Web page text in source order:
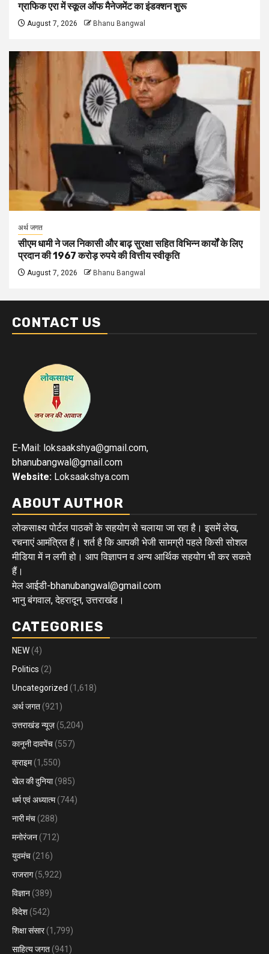
ग्राफिक एरा में स्कूल ऑफ मैनेजमेंट का इंडक्शन शुरू
August 7, 2026 Bhanu Bangwal
अर्थ जगत
सीएम धामी ने जल निकासी और बाढ़ सुरक्षा सहित विभिन्न कार्यों के लिए
प्रदान की 1967 करोड़ रुपये की वित्तीय स्वीकृति
August 7, 2026 Bhanu Bangwal
CONTACT US
E-Mail: loksaakshya@gmail.com,
bhanubangwal@gmail.com
Website: Loksaakshya.com
ABOUT AUTHOR
लोकसाक्ष्य पोर्टल पाठकों के सहयोग से चलाया जा रहा है। इसमें लेख,
रचनाएं आमंत्रित हैं। शर्त है कि आपकी भेजी सामग्री पहले किसी सोशल
मीडिया में न लगी हो। आप विज्ञापन व अन्य आर्थिक सहयोग भी कर सकते
हैं।
मेल आईडी-bhanubangwal@gmail.com
भानु बंगवाल, देहरादून, उत्तराखंड।
CATEGORIES
NEW (4)
Politics (2)
Uncategorized (1,618)
अर्थ जगत (921)
उत्तराखंड न्यूज़ (5,204)
कानूनी दावपेंच (557)
क्राइम(1,550)
खेल की दुनिया(985)
धर्म एवं अध्यात्म(744)
नारी मंच (288)
मनोरंजन (712)
युवमंच (216)
राजराग(5,922)
विज्ञान (389)
विदेश (542)
शिक्षा संसार(1,799)
साहित्य जगत (941)